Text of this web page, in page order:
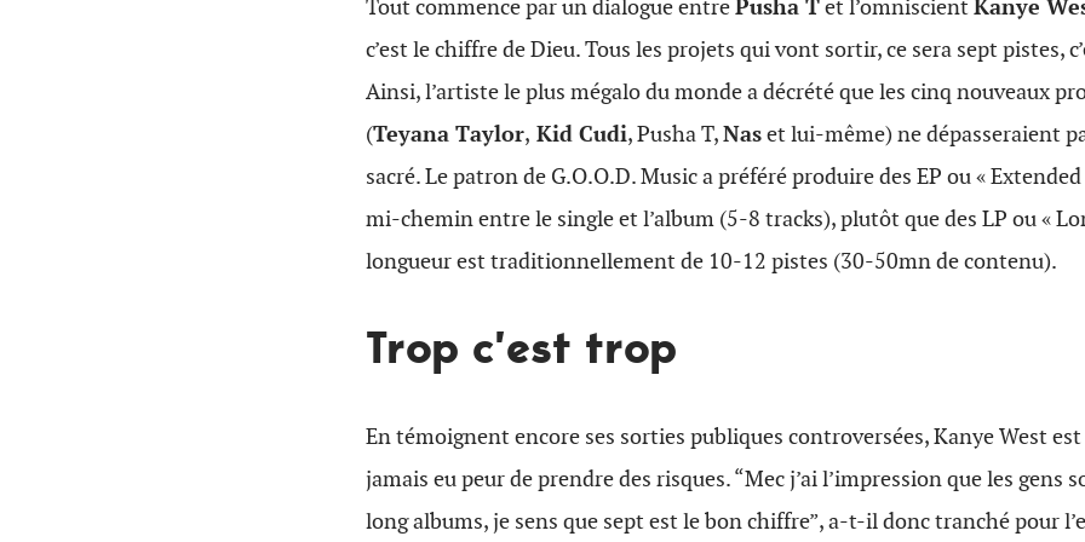
Tout commence par un dialogue entrePusha Tet l’omniscient Kanye
c’est le chiffre de Dieu. Tous les projets qui vont sortir, ce sera sept pistes,
Ainsi, l’artiste le plus mégalo du monde a décrété que les cinq nouveaux
(Teyana Taylor, Kid Cudi, Pusha T,Naset lui-même) ne dépasseraient
sacré. Le patron de G.O.O.D. Music a préféré produire des EP ou «
mi-chemin entre le single et l’album (5-8 tracks), plutôt que des LP ou «
longueur est traditionnellement de 10-12 pistes (30-50mn de contenu).
Trop c’est trop
En témoignent encore ses sorties publiques controversées, Kanye West
jamais eu peur de prendre des risques. “Mec j’ai l’impression que les gens
long albums, je sens que sept est le bon chiffre”, a-t-il donc tranché pour